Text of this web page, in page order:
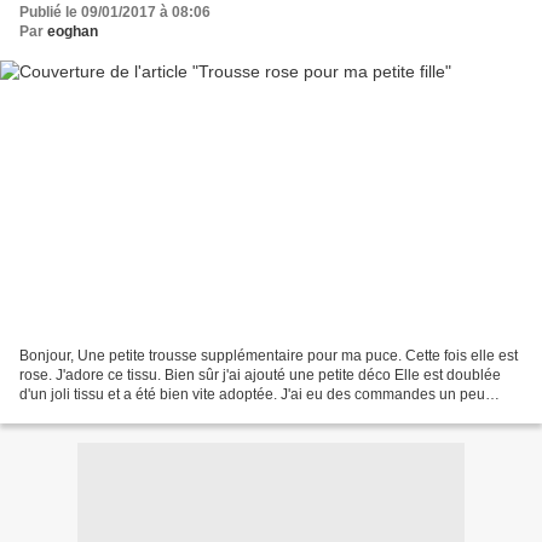
Publié le 09/01/2017 à 08:06
Par eoghan
Bonjour, Une petite trousse supplémentaire pour ma puce. Cette fois elle est
rose. J'adore ce tissu. Bien sûr j'ai ajouté une petite déco Elle est doublée
d'un joli tissu et a été bien vite adoptée. J'ai eu des commandes un peu